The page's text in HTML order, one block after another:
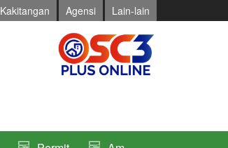
Lain-lain
Agensi
Kakitangan